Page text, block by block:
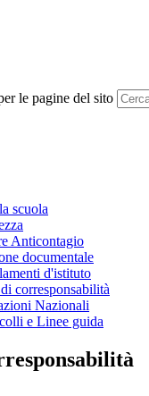
le pagine del sito
scuola
Anticontagio
documentale
d'istituto
corresponsabilità
Nazionali
e Linee guida